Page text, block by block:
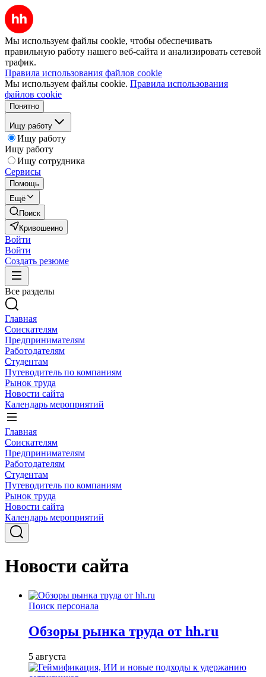
Мы используем файлы cookie, чтобы обеспечивать
правильную работу нашего веб-сайта и анализировать сетевой
трафик.
Правила использования файлов cookie
Мы используем файлы cookie. Правила использования
файлов cookie
Понятно
Ищу работу
Ищу работу
Ищу работу
Ищу сотрудника
Сервисы
Помощь
Ещё
Поиск
Кривошеино
Войти
Войти
Создать резюме
Все разделы
Главная
Соискателям
Предпринимателям
Работодателям
Студентам
Путеводитель по компаниям
Рынок труда
Новости сайта
Календарь мероприятий
Главная
Соискателям
Предпринимателям
Работодателям
Студентам
Путеводитель по компаниям
Рынок труда
Новости сайта
Календарь мероприятий
Новости сайта
Поиск персонала
Обзоры рынка труда от hh.ru
5 августа